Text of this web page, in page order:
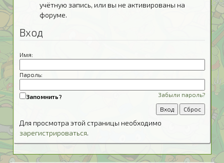
учётную запись, или вы не активированы на
форуме.
Вход
Имя:
Пароль:
Забыли пароль?
Запомнить?
Для просмотра этой страницы необходимо
зарегистрироваться.